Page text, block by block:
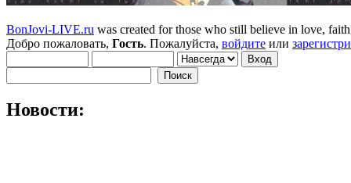
BonJovi-LIVE.ru was created for those who still believe in love,
Добро пожаловать, Гость. Пожалуйста, войдите или
Новости: